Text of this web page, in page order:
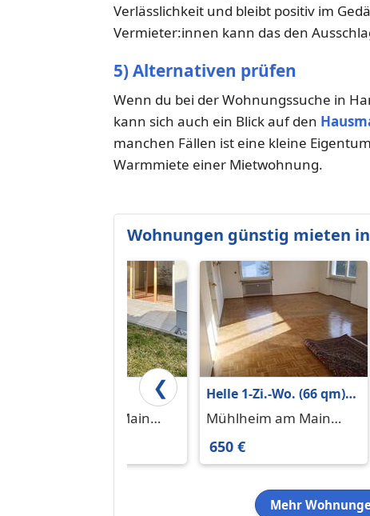
Verlässlichkeit und bleibt positiv im
Vermieter:innen kann das den
5) Alternativen prüfen
Wenn du bei der Wohnungssuche in
kann sich auch ein Blick auf den
manchen Fällen ist eine kleine
Warmmiete einer Mietwohnung.
Wohnungen günstig mieten
❮
kinderfreundliches
Mühlheim am Main
Helle 1-Zi.-Wo. (66 qm)
mit Balkon - Blick ins
Mühlheim am Main
63165
650 €
Mehr